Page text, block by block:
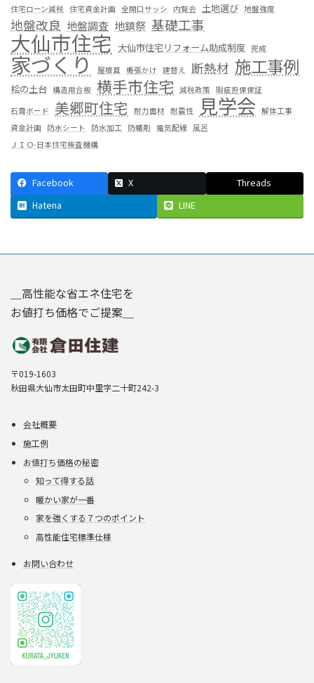
住宅ローン減税 住宅資金計画 全開口サッシ 内覧会 土地選び 地盤強度
地盤改良 地盤調査 地鎮祭 基礎工事
大仙市住宅 大仙市住宅リフォーム助成制度 完成
家づくり 屋根葺 帳張かけ 建替え 断熱材 施工事例
桧の土台 構造用合板 横手市住宅 減税政策 瑕疵担保保証
石膏ボード
美郷町住宅 耐力面材 耐震性 見学会 解体工事
資金計画
防水シート 防水加工 防蟻剤 電気配線
風呂
ＪＩＯ-日本住宅検査機構
Facebook X
Threads
Hatena
LINE
＿高性能な省エネ住宅を
お値打ち価格でご提案＿
〒019-1603
秋田県大仙市太田町中里字二十町242-3
会社概要
施工例
お値打ち価格の秘密
知って得する話
暖かい家が一番
家を強くする７つのポイント
高性能住宅標準仕様
お問い合わせ